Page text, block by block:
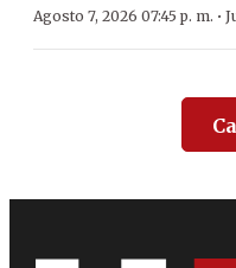
Agosto 7, 2026 07:45 p. m. ·